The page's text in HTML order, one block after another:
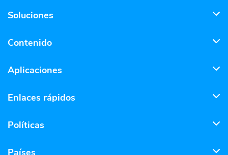
Soluciones
Contenido
Aplicaciones
Enlaces rápidos
Políticas